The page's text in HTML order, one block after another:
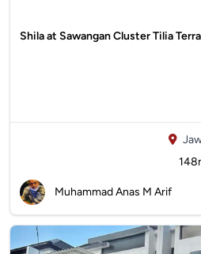
Shila at Sawangan Cluster Tilia
Muhammad Anas M Arif